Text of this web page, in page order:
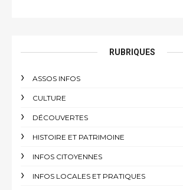
RUBRIQUES
ASSOS INFOS
CULTURE
DÉCOUVERTES
HISTOIRE ET PATRIMOINE
INFOS CITOYENNES
INFOS LOCALES ET PRATIQUES